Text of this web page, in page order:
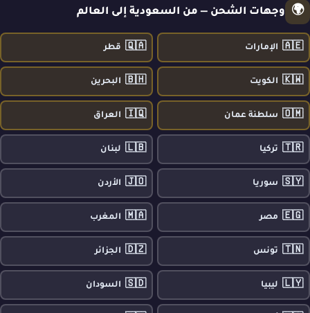
🌍 وجهات الشحن — من السعودية إلى العالم
🇦🇪 الإمارات 🇶🇦 قطر
🇰🇼 الكويت 🇧🇭 البحرين
🇴🇲 سلطنة عمان 🇮🇶 العراق
🇹🇷 تركيا 🇱🇧 لبنان
🇸🇾 سوريا 🇯🇴 الأردن
🇪🇬 مصر 🇲🇦 المغرب
🇹🇳 تونس 🇩🇿 الجزائر
🇱🇾 ليبيا 🇸🇩 السودان